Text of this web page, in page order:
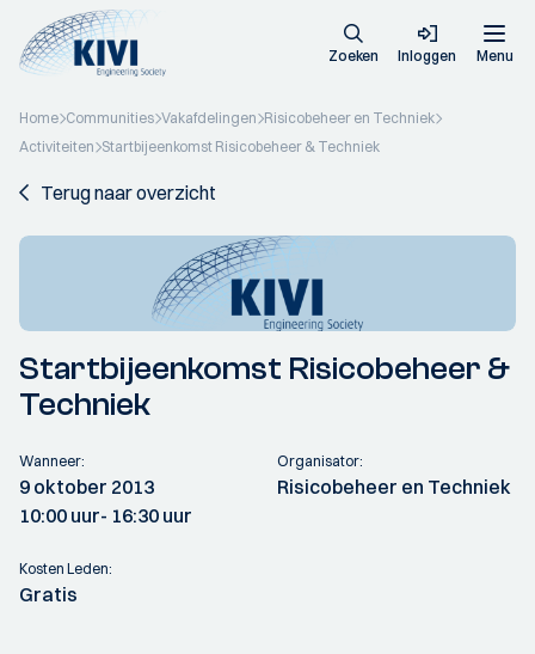
Zoeken Inloggen Menu
Home Communities Vakafdelingen Risicobeheer en Techniek
Activiteiten Startbijeenkomst Risicobeheer & Techniek
Terug naar overzicht
Startbijeenkomst Risicobeheer &
Techniek
Wanneer:
9 oktober 2013
10:00 uur- 16:30 uur
Organisator:
Risicobeheer en Techniek
Kosten Leden:
Gratis